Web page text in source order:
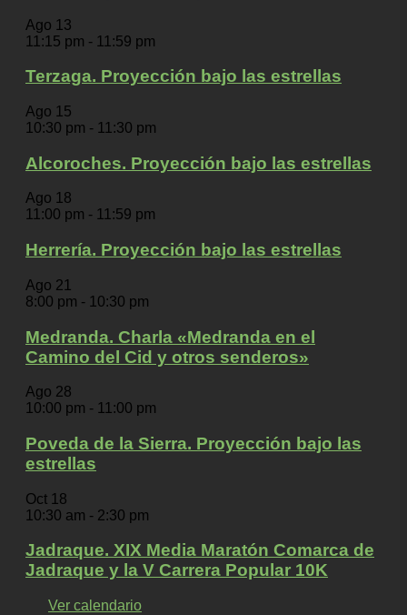
Ago 13
11:15 pm - 11:59 pm
Terzaga. Proyección bajo las estrellas
Ago 15
10:30 pm - 11:30 pm
Alcoroches. Proyección bajo las estrellas
Ago 18
11:00 pm - 11:59 pm
Herrería. Proyección bajo las estrellas
Ago 21
8:00 pm - 10:30 pm
Medranda. Charla «Medranda en el
Camino del Cid y otros senderos»
Ago 28
10:00 pm - 11:00 pm
Poveda de la Sierra. Proyección bajo las
estrellas
Oct 18
10:30 am - 2:30 pm
Jadraque. XIX Media Maratón Comarca de
Jadraque y la V Carrera Popular 10K
Ver calendario